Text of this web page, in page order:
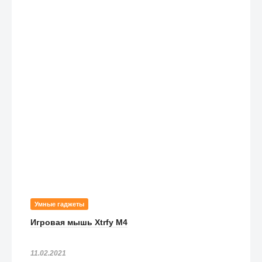
Умные гаджеты
Игровая мышь Xtrfy M4
11.02.2021